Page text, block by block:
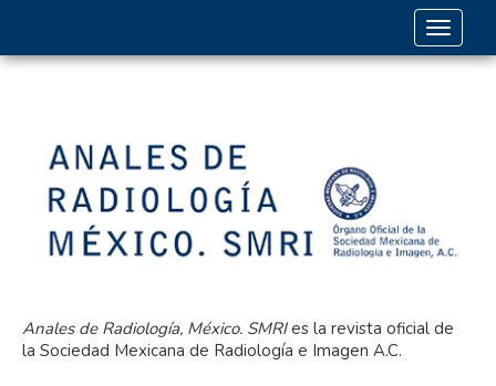
Toggle
Anales de Radiología, México. SMRIes la revista oficial de
la Sociedad Mexicana de Radiología e Imagen A.C.